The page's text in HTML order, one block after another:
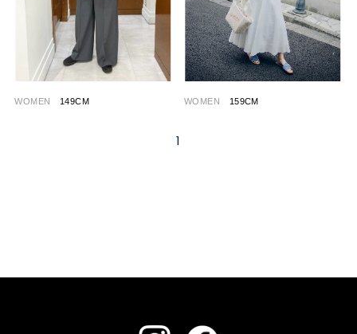
WOMEN 149CM WOMEN 159CM
1